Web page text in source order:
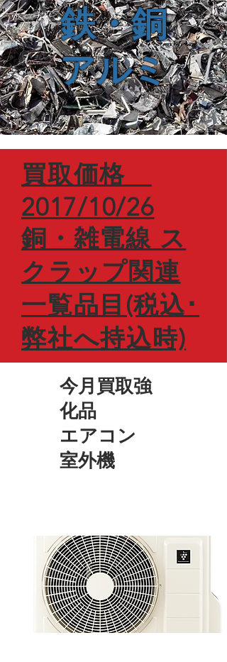
鉄・銅
アルミ
​買取価格
2017/10/26
銅・雑電線 ス
クラップ関連
一覧品目(税込･
弊社へ持込時)
​今月買取強
化品
​エアコン
室外機